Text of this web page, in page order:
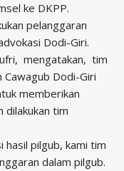
ke DKPP.
pelanggaran
Dodi-Giri.
mengatakan, tim
Cawagub Dodi-Giri
memberikan
dilakukan tim
hasil pilgub, kami tim
dalam pilgub.